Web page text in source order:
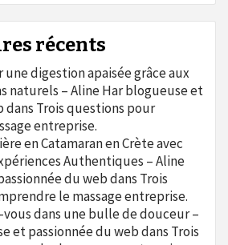
récents
digestion apaisée grâce aux
naturels – Aline Har blogueuse et
dans Trois questions pour
entreprise.
en Catamaran en Crète avec
Authentiques – Aline
du webdans Trois
le massage entreprise.
vous dans une bulle de douceur –
et passionnée du webdans Trois